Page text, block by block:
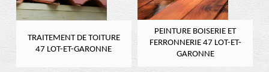
TRAITEMENT DE TOITURE
47 LOT-ET-GARONNE
PEINTURE BOISERIE ET
FERRONNERIE 47 LOT-ET-
GARONNE